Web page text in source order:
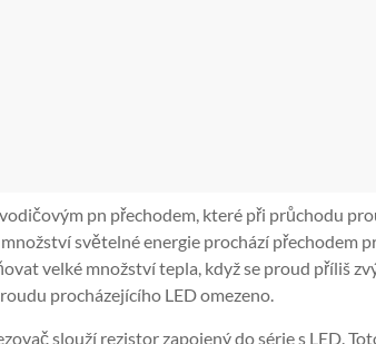
pn přechodem, které při průchodu
světelné energie prochází přechodem
velké množství tepla, když se proud příliš
procházejícího LED omezeno.
slouží rezistor zapojený do série s LED.